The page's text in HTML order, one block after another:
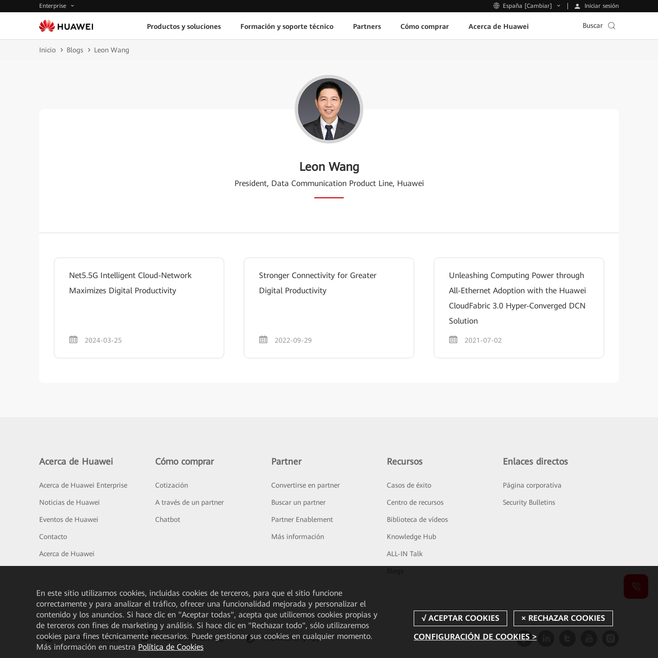
Enterprise España [Cambiar] Iniciar sesión
Productos y soluciones Formación y soporte técnico Partners Cómo comprar Acerca de Huawei Buscar
Inicio Blogs Leon Wang
Leon Wang
President, Data Communication Product Line, Huawei
Net5.5G Intelligent Cloud-Network
Maximizes Digital Productivity
2024-03-25
Stronger Connectivity for Greater
Digital Productivity
2022-09-29
Unleashing Computing Power through
All-Ethernet Adoption with the Huawei
CloudFabric 3.0 Hyper-Converged DCN
Solution
2021-07-02
Acerca de Huawei
Acerca de Huawei Enterprise
Noticias de Huawei
Eventos de Huawei
Contacto
Acerca de Huawei
Cómo comprar
Cotización
A través de un partner
Chatbot
Partner
Convertirse en partner
Buscar un partner
Partner Enablement
Más información
Recursos
Casos de éxito
Centro de recursos
Biblioteca de vídeos
Knowledge Hub
ALL-IN Talk
Enlaces directos
Página corporativa
Security Bulletins
HUAWEI eKit App Huawei HiKnow App HUAWEI eFly App
En este sitio utilizamos cookies, incluidas cookies de terceros, para que el sitio funcione
correctamente y para analizar el tráfico, ofrecer una funcionalidad mejorada y personalizar el
contenido y los anuncios. Si hace clic en "Aceptar todas", acepta que utilicemos cookies propias y
de terceros con fines de marketing y análisis. Si hace clic en "Rechazar todo", sólo utilizaremos
cookies para fines técnicamente necesarios. Puede gestionar sus cookies en cualquier momento.
Más información en nuestra Política de Cookies
CONFIGURACIÓN DE COOKIES >